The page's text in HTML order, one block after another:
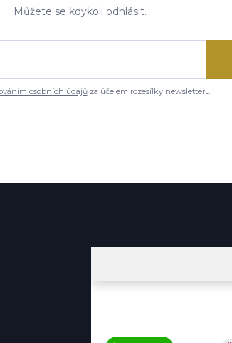
Můžete se kdykoli odhlásit.
osobních údajůza účelem rozesílky newsletteru.